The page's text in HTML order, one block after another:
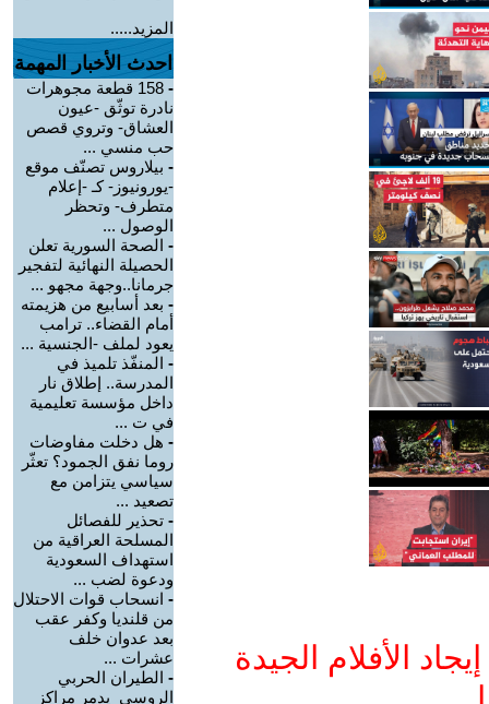
الأفلام الجيدة
المزيد.....
احدث الأخبار المهمة
-
158 قطعة مجوهرات
نادرة توثّق -عيون
العشاق- وتروي قصص
حب منسي ...
- بيلاروس تصنّف موقع
-يورونيوز- كـ -إعلام
متطرف- وتحظر
الوصول ...
- الصحة السورية تعلن
الحصيلة النهائية لتفجير
جرمانا..وجهة مجهو ...
- بعد أسابيع من هزيمته
أمام القضاء.. ترامب
يعود لملف -الجنسية ...
- المنفّذ تلميذ في
المدرسة.. إطلاق نار
داخل مؤسسة تعليمية
في ت ...
- هل دخلت مفاوضات
روما نفق الجمود؟ تعثّر
سياسي يتزامن مع
تصعيد ...
- تحذير للفصائل
المسلحة العراقية من
استهداف السعودية
ودعوة لضب ...
- انسحاب قوات الاحتلال
من قلنديا وكفر عقب
بعد عدوان خلف
عشرات ...
- الطيران الحربي
الروسي يدمر مراكز